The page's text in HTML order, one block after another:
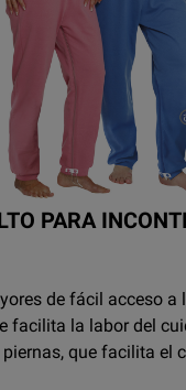
PARA
de fácil acceso a
facilita la labor del
que facilita el